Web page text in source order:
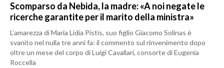
Scomparso da Nebida, la madre: «A noi negate le
ricerche garantite per il marito della ministra»
L’amarezza di Maria Lidia Pistis, suo figlio Giacomo Solinas è
svanito nel nulla tre anni fa: il commento sul rinvenimento dopo
oltre un mese del corpo di Luigi Cavallari, consorte di Eugenia
Roccella